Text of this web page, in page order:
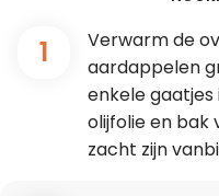
1
Verwarm de
aardappelen
enkele gaatjes
olijfolie en bak
zacht zijn